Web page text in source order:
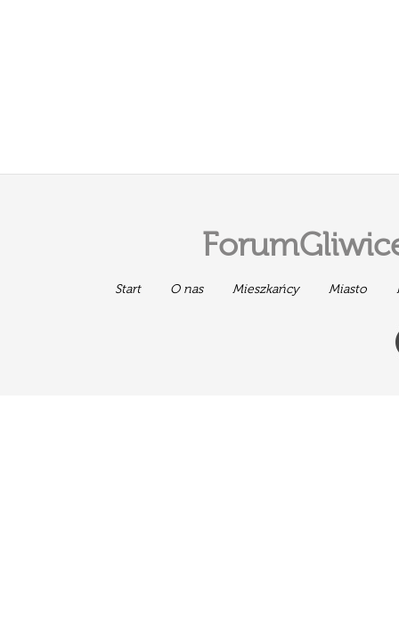
Start O nas Mieszkańcy Miasto